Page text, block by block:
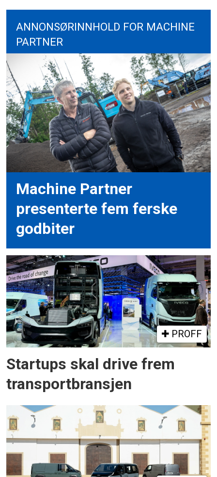
ANNONSØRINNHOLD FOR MACHINE
PARTNER
Machine Partner
presenterte fem ferske
godbiter
PROFF
Startups skal drive frem
transportbransjen